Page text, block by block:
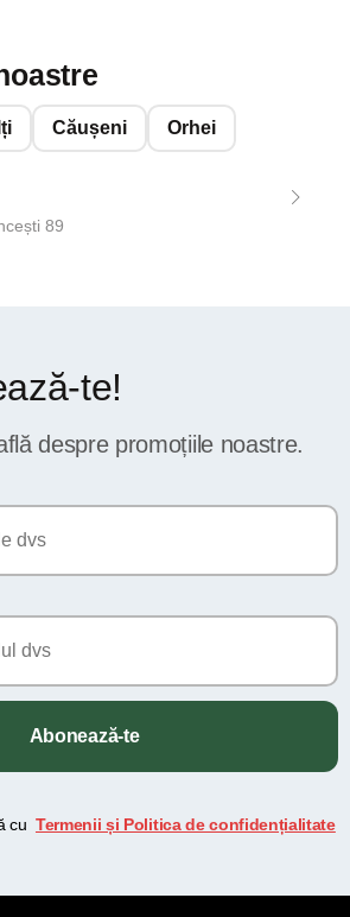
Căușeni Orhei
89
te!
despre promoțiile noastre.
Abonează-te
cu Termenii și Politica de confidențialitate